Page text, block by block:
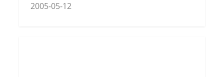
2005-05-12